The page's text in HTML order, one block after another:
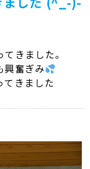
きました。
興奮ぎみ
てきました